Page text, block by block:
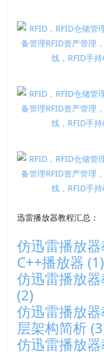
迅雷播放器教程汇总：
仿迅雷播放
C++播放器 (1)
仿迅雷播放
(2)
仿迅雷播放
层架构简析
仿迅雷播放